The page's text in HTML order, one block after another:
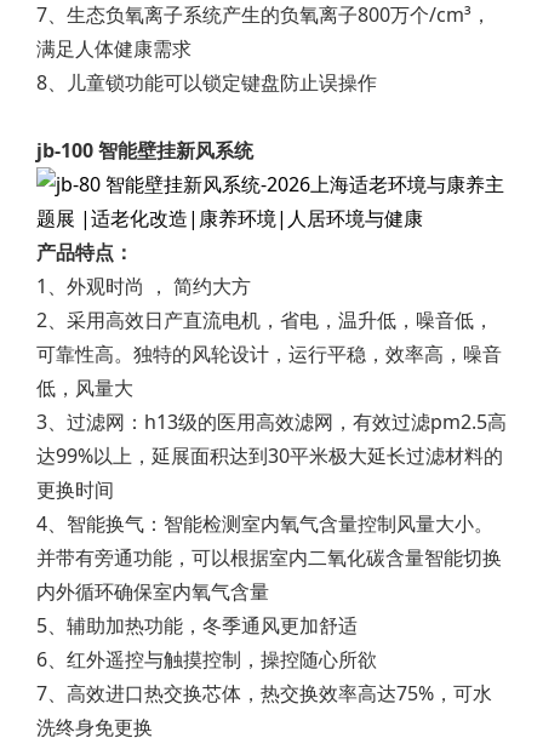
7、生态负氧离子系统产生的负氧离子800万个/cm³，
满足人体健康需求
8、儿童锁功能可以锁定键盘防止误操作
jb-100 智能壁挂新风系统
产品特点：
1、外观时尚 ， 简约大方
2、采用高效日产直流电机，省电，温升低，噪音低，
可靠性高。独特的风轮设计，运行平稳，效率高，噪音
低，风量大
3、过滤网：h13级的医用高效滤网，有效过滤pm2.5高
达99%以上，延展面积达到30平米极大延长过滤材料的
更换时间
4、智能换气：智能检测室内氧气含量控制风量大小。
并带有旁通功能，可以根据室内二氧化碳含量智能切换
内外循环确保室内氧气含量
5、辅助加热功能，冬季通风更加舒适
6、红外遥控与触摸控制，操控随心所欲
7、高效进口热交换芯体，热交换效率高达75%，可水
洗终身免更换